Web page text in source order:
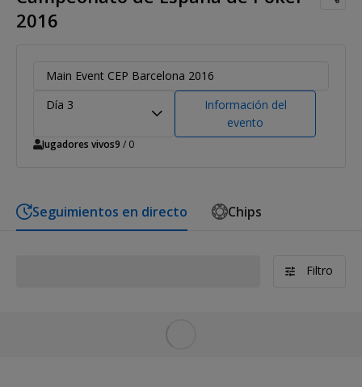
2016
Main Event CEP Barcelona 2016
Día 3
Información del
evento
Jugadores vivos9 / 0
Seguimientos en directo Chips
Filtro